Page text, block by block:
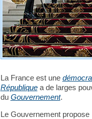
La France est une
Républiquea de larges
du Gouvernement.
Le Gouvernement